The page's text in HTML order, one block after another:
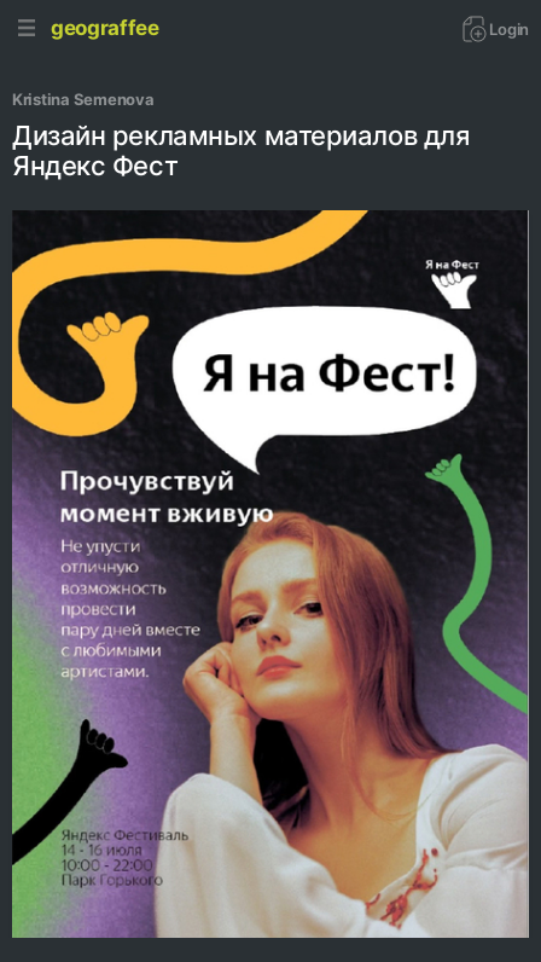
geograffee Login
Kristina Semenova
Дизайн рекламных материалов для
Яндекс Фест